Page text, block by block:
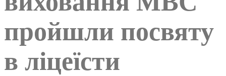
пройшли посвяту
в ліцеїсти